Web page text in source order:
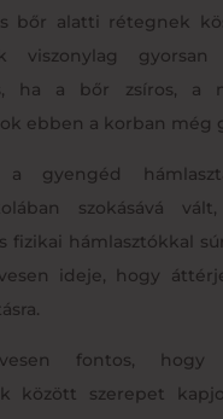
bőr alatti rétegnek
viszonylag
ha a bőr zsíros, a
ebben a korban még
a gyengéd
szokásává
fizikai hámlasztókkal
ideje, hogy
fontos,
között szerepet